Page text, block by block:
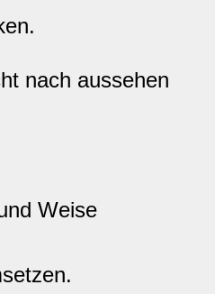
nach aussehen
Weise